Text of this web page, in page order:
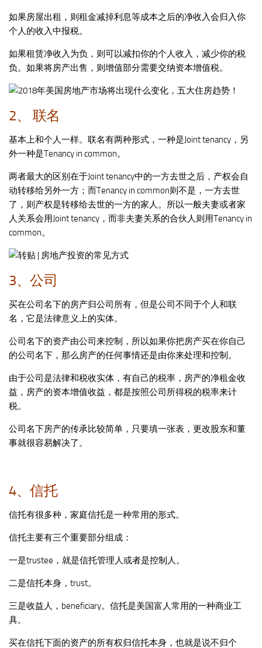
如果房屋出租，则租金减掉利息等成本之后的净收入会归入你
个人的收入中报税。
如果租赁净收入为负，则可以减扣你的个人收入，减少你的税
负。如果将房产出售，则增值部分需要交纳资本增值税。
2、 联名
基本上和个人一样。联名有两种形式，一种是Joint tenancy，另
外一种是Tenancy in common。
两者最大的区别在于Joint tenancy中的一方去世之后，产权会自
动转移给另外一方；而Tenancy in common则不是，一方去世
了，则产权是转移给去世的一方的家人。所以一般夫妻或者家
人关系会用Joint tenancy，而非夫妻关系的合伙人则用Tenancy in
common。
3、公司
买在公司名下的房产归公司所有，但是公司不同于个人和联
名，它是法律意义上的实体。
公司名下的资产由公司来控制，所以如果你把房产买在你自己
的公司名下，那么房产的任何事情还是由你来处理和控制。
由于公司是法律和税收实体，有自己的税率，房产的净租金收
益，房产的资本增值收益，都是按照公司所得税的税率来计
税。
公司名下房产的传承比较简单，只要填一张表，更改股东和董
事就很容易解决了。
4、信托
信托有很多种，家庭信托是一种常用的形式。
信托主要有三个重要部分组成：
一是trustee，就是信托管理人或者是控制人。
二是信托本身，trust。
三是收益人，beneficiary。信托是美国富人常用的一种商业工
具。
买在信托下面的资产的所有权归信托本身，也就是说不归个